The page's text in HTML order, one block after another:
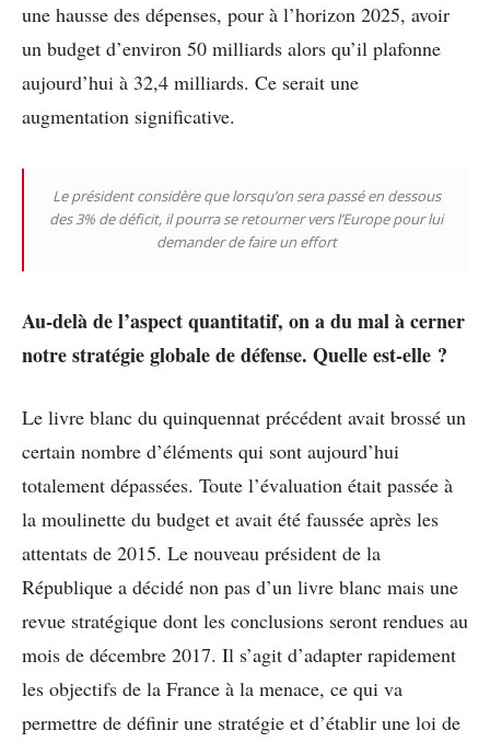
une hausse des dépenses, pour à l’horizon 2025, avoir
un budget d’environ 50 milliards alors qu’il plafonne
aujourd’hui à 32,4 milliards. Ce serait une
augmentation significative.
Le président considère que lorsqu’on sera passé en dessous
des 3% de déficit, il pourra se retourner vers l’Europe pour lui
demander de faire un effort
Au-delà de l’aspect quantitatif, on a du mal à cerner
notre stratégie globale de défense. Quelle est-elle ?
Le livre blanc du quinquennat précédent avait brossé un
certain nombre d’éléments qui sont aujourd’hui
totalement dépassées. Toute l’évaluation était passée à
la moulinette du budget et avait été faussée après les
attentats de 2015. Le nouveau président de la
République a décidé non pas d’un livre blanc mais une
revue stratégique dont les conclusions seront rendues au
mois de décembre 2017. Il s’agit d’adapter rapidement
les objectifs de la France à la menace, ce qui va
permettre de définir une stratégie et d’établir une loi de